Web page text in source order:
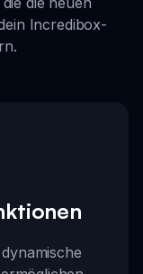
Incredibox-